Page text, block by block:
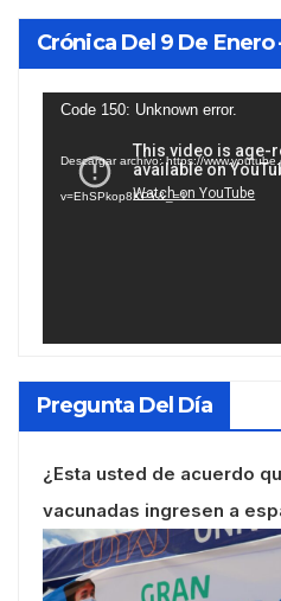
Crónica Del 9 De Enero
Reproductor
vídeo
Code 150: Unknown error.
Descargar archivo: https://
v=EhSPkop8KPY&_=1
Pregunta Del Día
¿Esta usted de acuerdo
vacunadas ingresen a